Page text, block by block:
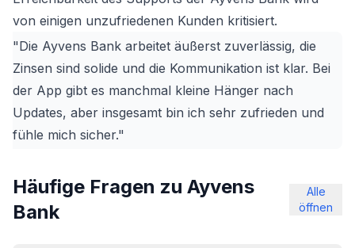
von einigen unzufriedenen Kunden kritisiert.
"Die Ayvens Bank arbeitet äußerst zuverlässig, die
Zinsen sind solide und die Kommunikation ist klar. Bei
der App gibt es manchmal kleine Hänger nach
Updates, aber insgesamt bin ich sehr zufrieden und
fühle mich sicher."
Häufige Fragen zu Ayvens
Bank
Alle
öffnen